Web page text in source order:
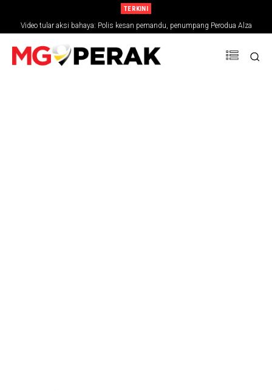
TERKINI
Video tular aksi bahaya: Polis kesan pemandu, penumpang Perodua Alza